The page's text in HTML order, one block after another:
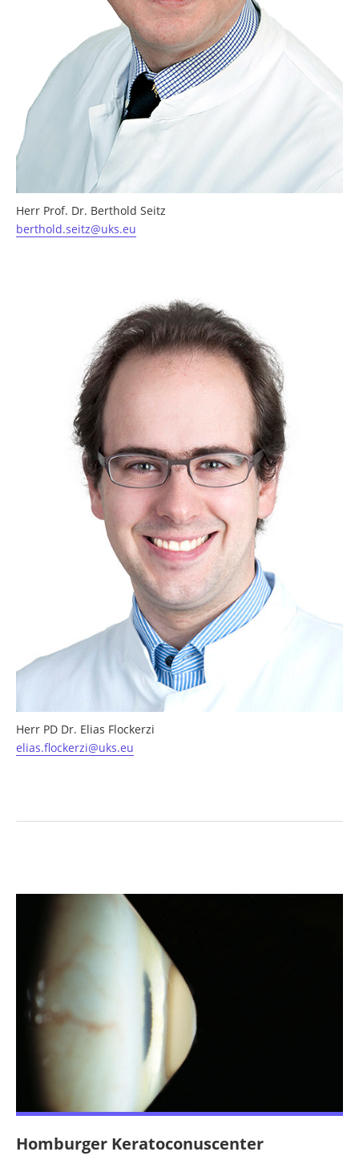
Herr Prof. Dr. Berthold Seitz
berthold.seitz@uks.eu
Herr PD Dr. Elias Flockerzi
elias.flockerzi@uks.eu
Homburger Keratoconuscenter